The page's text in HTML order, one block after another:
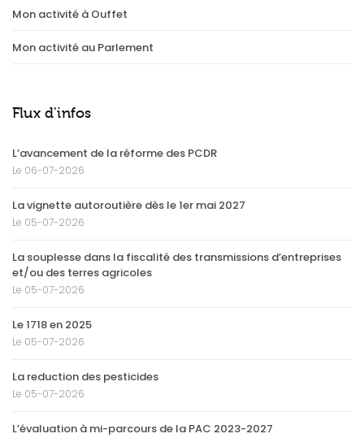
Mon activité à Ouffet
Mon activité au Parlement
Flux d'infos
L’avancement de la réforme des PCDR
Le 06-07-2026
La vignette autoroutière dès le 1er mai 2027
Le 05-07-2026
La souplesse dans la fiscalité des transmissions d’entreprises
et/ou des terres agricoles
Le 05-07-2026
Le 1718 en 2025
Le 05-07-2026
La reduction des pesticides
Le 05-07-2026
L’évaluation à mi-parcours de la PAC 2023-2027